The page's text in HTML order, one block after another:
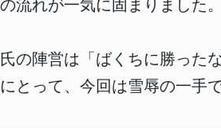
流れが一気に固まりました
の陣営は「ばくちに勝った
とって、今回は雪辱の一手